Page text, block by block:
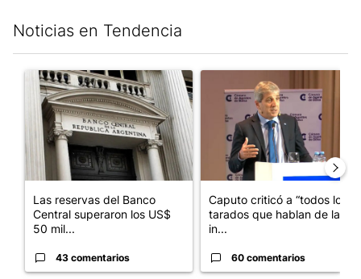
Noticias en Tendencia
Un artículo de tendencia con el título "Las reservas del Banco
Las reservas del Banco
Central superaron los US$
50 mil...
43 comentarios
Caputo criticó a “todos los
tarados que hablan de la
in...
60 comentarios